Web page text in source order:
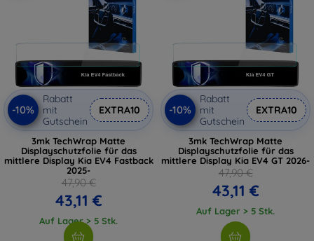
-10%
Rabatt
mit
Gutschein
EXTRA10
3mk TechWrap Matte
Displayschutzfolie für das
mittlere Display Kia EV4 Fastback
2025-
47,90 €
43,11 €
Auf Lager > 5 Stk.
-10%
Rabatt
mit
Gutschein
EXTRA10
3mk TechWrap Matte
Displayschutzfolie für das
mittlere Display Kia EV4 GT 2026-
47,90 €
43,11 €
Auf Lager > 5 Stk.